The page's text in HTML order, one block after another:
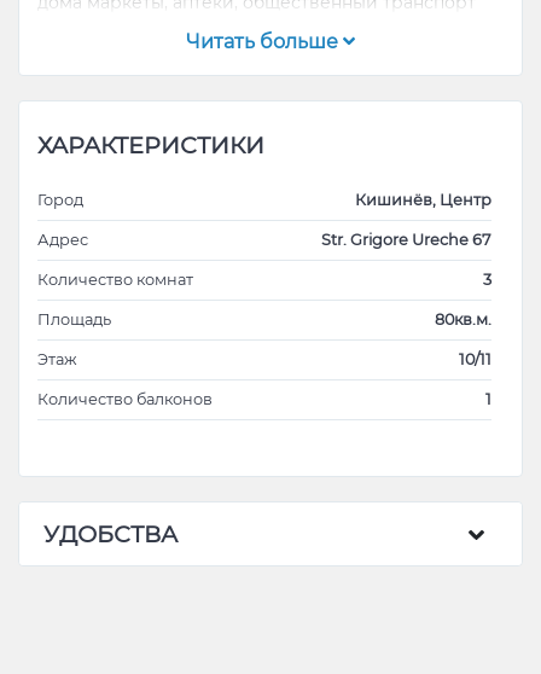
Читать больше
ХАРАКТЕРИСТИКИ
Город Кишинёв, Центр
Адрес Str. Grigore Ureche 67
Количество комнат 3
Площадь 80кв.м.
Этаж 10/11
Количество балконов 1
УДОБСТВА